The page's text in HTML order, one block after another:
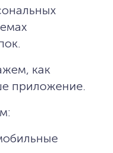
как
приложение.